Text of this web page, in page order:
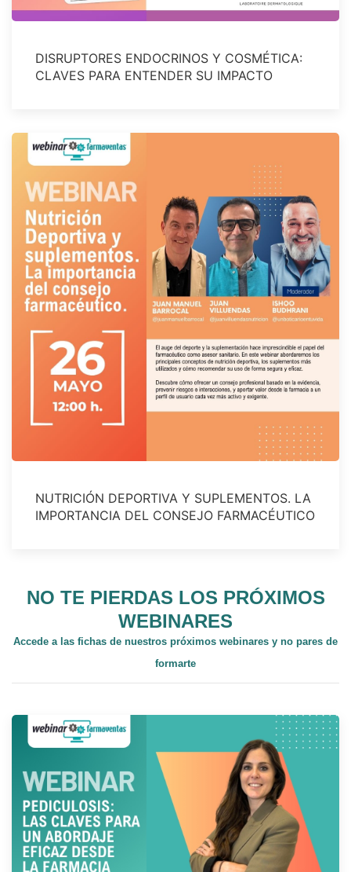
DISRUPTORES ENDOCRINOS Y COSMÉTICA:
CLAVES PARA ENTENDER SU IMPACTO
NUTRICIÓN DEPORTIVA Y SUPLEMENTOS. LA
IMPORTANCIA DEL CONSEJO FARMACÉUTICO
NO TE PIERDAS LOS PRÓXIMOS
WEBINARES
Accede a las fichas de nuestros próximos webinares y no pares de
formarte